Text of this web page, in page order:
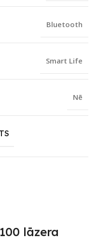
lāzera
Bluetooth
Smart Life
Nē